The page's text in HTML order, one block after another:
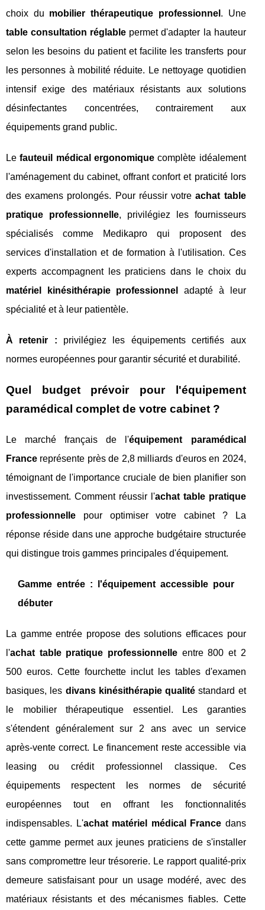
choix du mobilier thérapeutique professionnel . Une
table consultation réglable permet d'adapter la hauteur
selon les besoins du patient et facilite les transferts pour
les personnes à mobilité réduite. Le nettoyage quotidien
intensif exige des matériaux résistants aux solutions
désinfectantes concentrées, contrairement aux
équipements grand public.
Lefauteuil médical ergonomiquecomplète idéalement
l'aménagement du cabinet, offrant confort et praticité lors
des examens prolongés. Pour réussir votreachat table
pratique professionnelle, privilégiez les fournisseurs
spécialisés comme Medikapro qui proposent des
services d'installation et de formation à l'utilisation. Ces
experts accompagnent les praticiens dans le choix du
matériel kinésithérapie professionnel
adapté à leur
spécialité et à leur patientèle.
À retenir : privilégiez les équipements certifiés aux
normes européennes pour garantir sécurité et durabilité.
Quel budget prévoir pour l'équipement
paramédical complet de votre cabinet ?
Le marché français de l'équipement paramédical
France représente près de 2,8 milliards d'euros en 2024,
témoignant de l'importance cruciale de bien planifier son
investissement. Comment réussir l'achat table pratique
professionnelle pour optimiser votre cabinet ? La
réponse réside dans une approche budgétaire structurée
qui distingue trois gammes principales d'équipement.
Gamme entrée : l'équipement accessible pour
débuter
La gamme entrée propose des solutions efficaces pour
l'achat table pratique professionnelleentre 800 et 2
500 euros. Cette fourchette inclut les tables d'examen
basiques, les divans kinésithérapie qualité standard et
le mobilier thérapeutique essentiel. Les garanties
s'étendent généralement sur 2 ans avec un service
après-vente correct. Le financement reste accessible via
leasing ou crédit professionnel classique. Ces
équipements respectent les normes de sécurité
européennes tout en offrant les fonctionnalités
indispensables. L'achat matériel médical France dans
cette gamme permet aux jeunes praticiens de s'installer
sans compromettre leur trésorerie. Le rapport qualité-prix
demeure satisfaisant pour un usage modéré, avec des
matériaux résistants et des mécanismes fiables. Cette